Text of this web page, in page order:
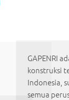
GAPENRI
konstruksi
Indonesia,
semua